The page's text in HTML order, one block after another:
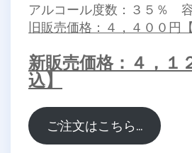
アルコール度数：３５％
旧販売価格：４，４００円【
新販売価格：４，１
込】
ご注文はこちら…